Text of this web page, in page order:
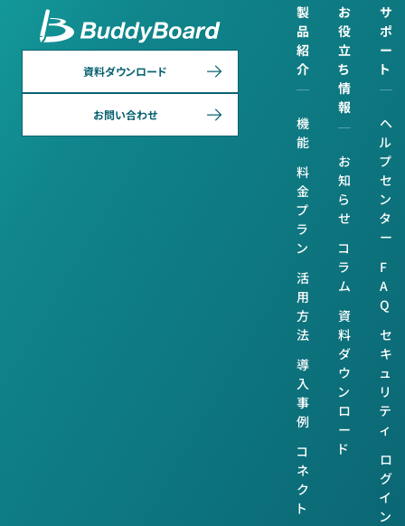
資料ダウンロード
お問い合わせ
製
品
紹
介
機
能
料
金
プ
ラ
ン
活
用
方
法
導
入
事
例
コ
ネ
ク
ト
お
役
立
ち
情
報
お
知
ら
せ
コ
ラ
ム
資
料
ダ
ウ
ン
ロ
ー
ド
サ
ポ
ー
ト
ヘ
ル
プ
セ
ン
タ
ー
F
A
Q
セ
キ
ュ
リ
テ
ィ
ロ
グ
イ
ン